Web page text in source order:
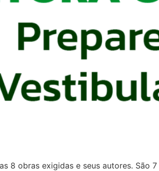
8 obras exigidas e seus autores. São